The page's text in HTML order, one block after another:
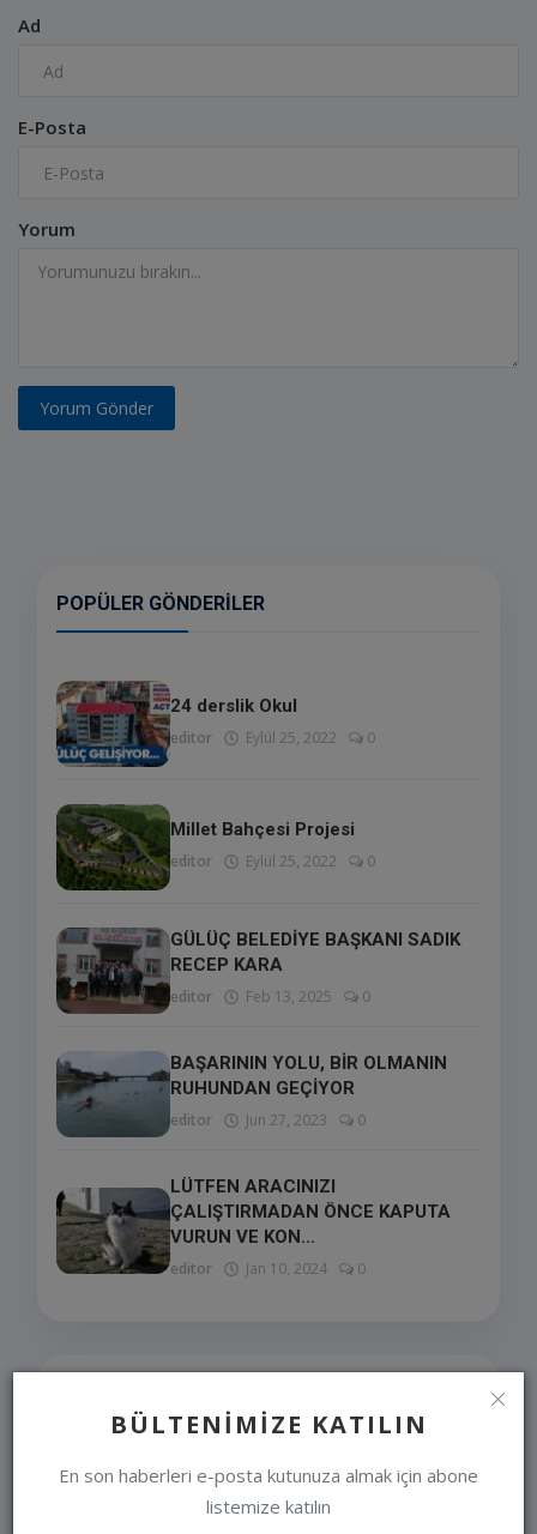
BÜLTENIMIZE KATILIN
En son haberleri e-posta kutunuza almak için abone
listemize katılın
Ad
E-Posta
Yorum
Yorum Gönder
POPÜLER GÖNDERILER
24 derslik Okul
editor Eylül 25, 2022 0
Millet Bahçesi Projesi
editor Eylül 25, 2022 0
GÜLÜÇ BELEDİYE BAŞKANI SADIK
RECEP KARA
editor Feb 13, 2025 0
BAŞARININ YOLU, BİR OLMANIN
RUHUNDAN GEÇİYOR
editor Jun 27, 2023 0
LÜTFEN ARACINIZI
ÇALIŞTIRMADAN ÖNCE KAPUTA
VURUN VE KON...
editor Jan 10, 2024 0